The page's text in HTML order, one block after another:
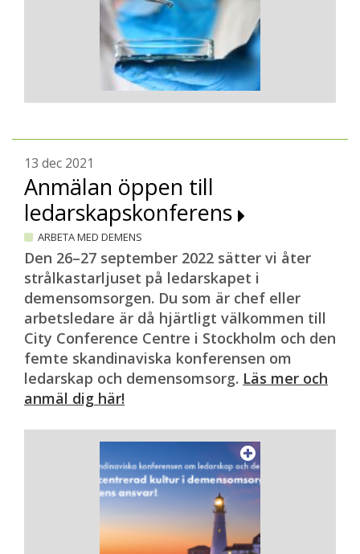
13 dec 2021
Anmälan öppen till
ledarskapskonferens
ARBETA MED DEMENS
Den 26–27 september 2022 sätter vi åter
strålkastarljuset på ledarskapet i
demensomsorgen. Du som är chef eller
arbetsledare är då hjärtligt välkommen till
City Conference Centre i Stockholm och den
femte skandinaviska konferensen om
ledarskap och demensomsorg. Läs mer och
anmäl dig här!